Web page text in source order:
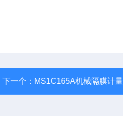
下一个： MS1C165A机械隔膜计